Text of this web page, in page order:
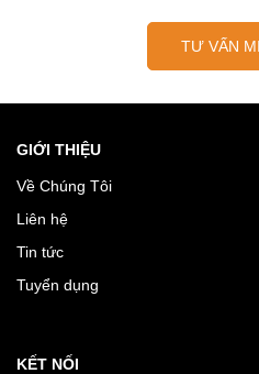
TƯ VẤN
GIỚI THIỆU
Về Chúng Tôi
Liên hệ
Tin tức
Tuyển dụng
KẾT NỐI